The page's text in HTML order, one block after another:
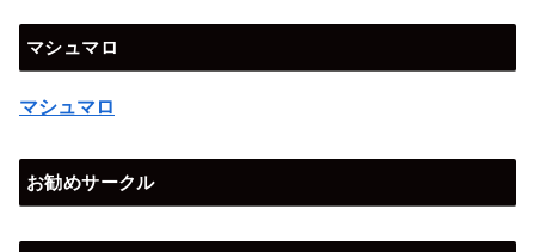
マシュマロ
マシュマロ
お勧めサークル